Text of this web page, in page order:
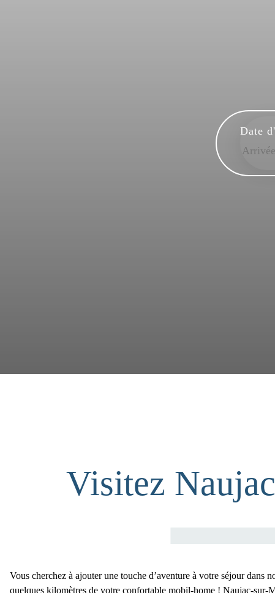
Date
Visitez
Vous cherchez à ajouter une touche d’aventure à votre séjour dans
quelques kilomètres de votre confortable mobil-home ! Naujac-sur-